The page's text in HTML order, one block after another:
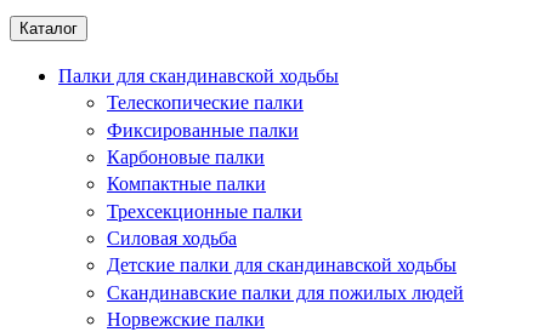
Каталог
Палки для скандинавской ходьбы
Телескопические палки
Фиксированные палки
Карбоновые палки
Компактные палки
Трехсекционные палки
Силовая ходьба
Детские палки для скандинавской ходьбы
Скандинавские палки для пожилых людей
Норвежские палки